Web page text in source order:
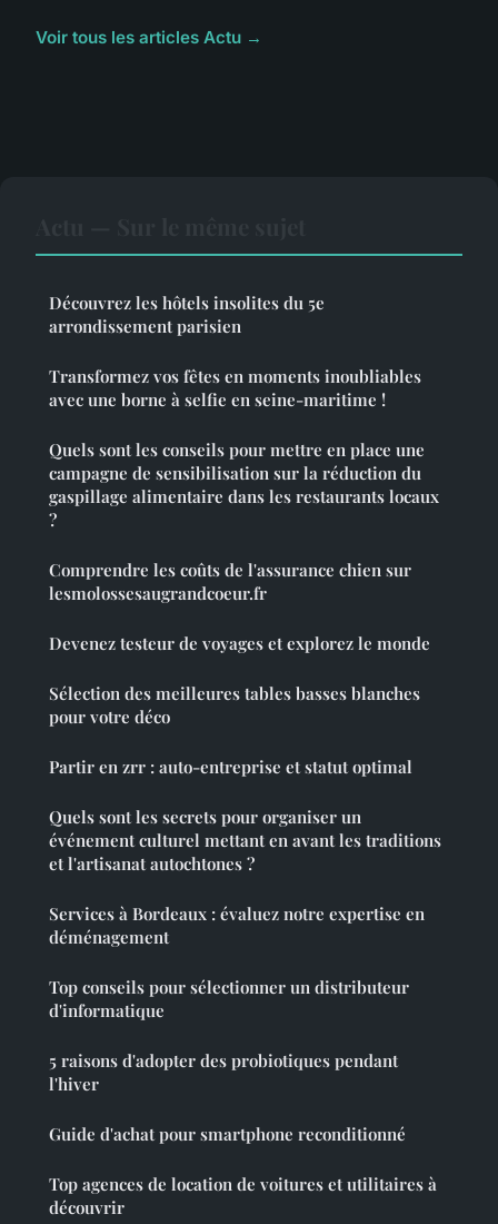
Voir tous les articles Actu →
Découvrez les hôtels insolites du 5e
arrondissement parisien
Transformez vos fêtes en moments inoubliables
avec une borne à selfie en seine-maritime !
Quels sont les conseils pour mettre en place une
campagne de sensibilisation sur la réduction du
gaspillage alimentaire dans les restaurants locaux
?
Comprendre les coûts de l'assurance chien sur
lesmolossesaugrandcoeur.fr
Devenez testeur de voyages et explorez le monde
Sélection des meilleures tables basses blanches
pour votre déco
Partir en zrr : auto-entreprise et statut optimal
Quels sont les secrets pour organiser un
événement culturel mettant en avant les traditions
et l'artisanat autochtones ?
Services à Bordeaux : évaluez notre expertise en
déménagement
Top conseils pour sélectionner un distributeur
d'informatique
5 raisons d'adopter des probiotiques pendant
l'hiver
Guide d'achat pour smartphone reconditionné
Top agences de location de voitures et utilitaires à
découvrir